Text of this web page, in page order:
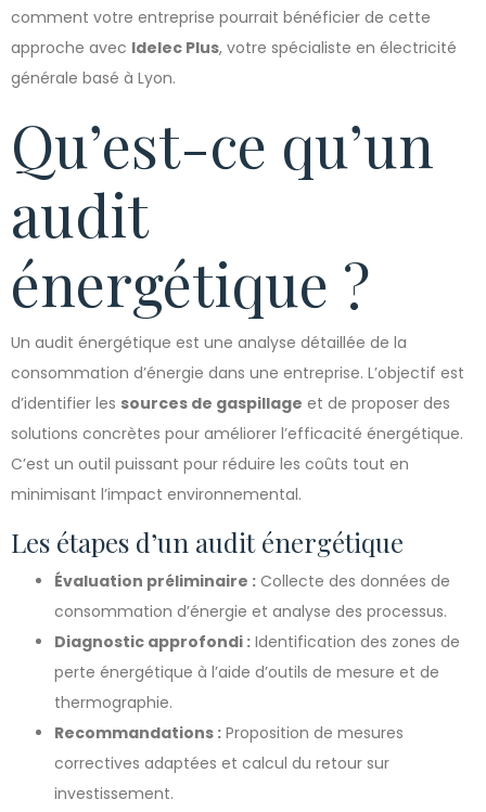
comment votre entreprise pourrait bénéficier de cette
approche avec Idelec Plus, votre spécialiste en électricité
générale basé à Lyon.
Qu’est-ce qu’un
audit
énergétique ?
Un audit énergétique est une analyse détaillée de la
consommation d’énergie dans une entreprise. L’objectif est
d’identifier les sources de gaspillage et de proposer des
solutions concrètes pour améliorer l’efficacité énergétique.
C’est un outil puissant pour réduire les coûts tout en
minimisant l’impact environnemental.
Les étapes d’un audit énergétique
Évaluation préliminaire : Collecte des données de
consommation d’énergie et analyse des processus.
Diagnostic approfondi : Identification des zones de
perte énergétique à l’aide d’outils de mesure et de
thermographie.
Recommandations : Proposition de mesures
correctives adaptées et calcul du retour sur
investissement.